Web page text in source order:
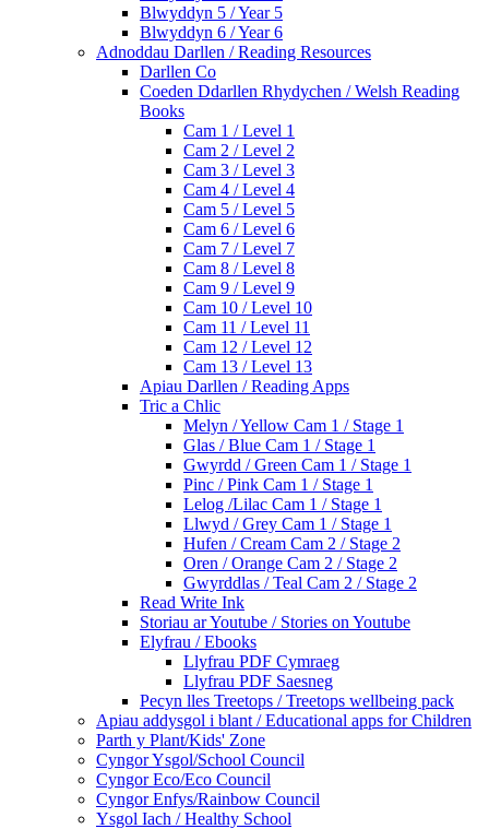
Blwyddyn 5 / Year 5
Blwyddyn 6 / Year 6
Adnoddau Darllen / Reading Resources
Darllen Co
Coeden Ddarllen Rhydychen / Welsh Reading
Books
Cam 1 / Level 1
Cam 2 / Level 2
Cam 3 / Level 3
Cam 4 / Level 4
Cam 5 / Level 5
Cam 6 / Level 6
Cam 7 / Level 7
Cam 8 / Level 8
Cam 9 / Level 9
Cam 10 / Level 10
Cam 11 / Level 11
Cam 12 / Level 12
Cam 13 / Level 13
Apiau Darllen / Reading Apps
Tric a Chlic
Melyn / Yellow Cam 1 / Stage 1
Glas / Blue Cam 1 / Stage 1
Gwyrdd / Green Cam 1 / Stage 1
Pinc / Pink Cam 1 / Stage 1
Lelog /Lilac Cam 1 / Stage 1
Llwyd / Grey Cam 1 / Stage 1
Hufen / Cream Cam 2 / Stage 2
Oren / Orange Cam 2 / Stage 2
Gwyrddlas / Teal Cam 2 / Stage 2
Read Write Ink
Storiau ar Youtube / Stories on Youtube
Elyfrau / Ebooks
Llyfrau PDF Cymraeg
Llyfrau PDF Saesneg
Pecyn lles Treetops / Treetops wellbeing pack
Apiau addysgol i blant / Educational apps for Children
Parth y Plant/Kids' Zone
Cyngor Ysgol/School Council
Cyngor Eco/Eco Council
Cyngor Enfys/Rainbow Council
Ysgol Iach / Healthy School